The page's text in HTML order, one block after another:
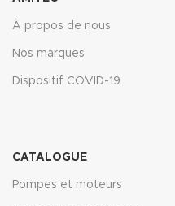
À propos de nous
Nos marques
Dispositif COVID-19
CATALOGUE
Pompes et moteurs